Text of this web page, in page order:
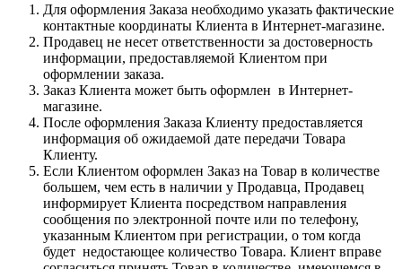
Для оформления Заказа необходимо указать фактические
контактные координаты Клиента в Интернет-магазине.
Продавец не несет ответственности за достоверность
информации, предоставляемой Клиентом при
оформлении заказа.
Заказ Клиента может быть оформлен в Интернет-
магазине.
После оформления Заказа Клиенту предоставляется
информация об ожидаемой дате передачи Товара
Клиенту.
Если Клиентом оформлен Заказ на Товар в количестве
большем, чем есть в наличии у Продавца, Продавец
информирует Клиента посредством направления
сообщения по электронной почте или по телефону,
указанным Клиентом при регистрации, о том когда
будет недостающее количество Товара. Клиент вправе